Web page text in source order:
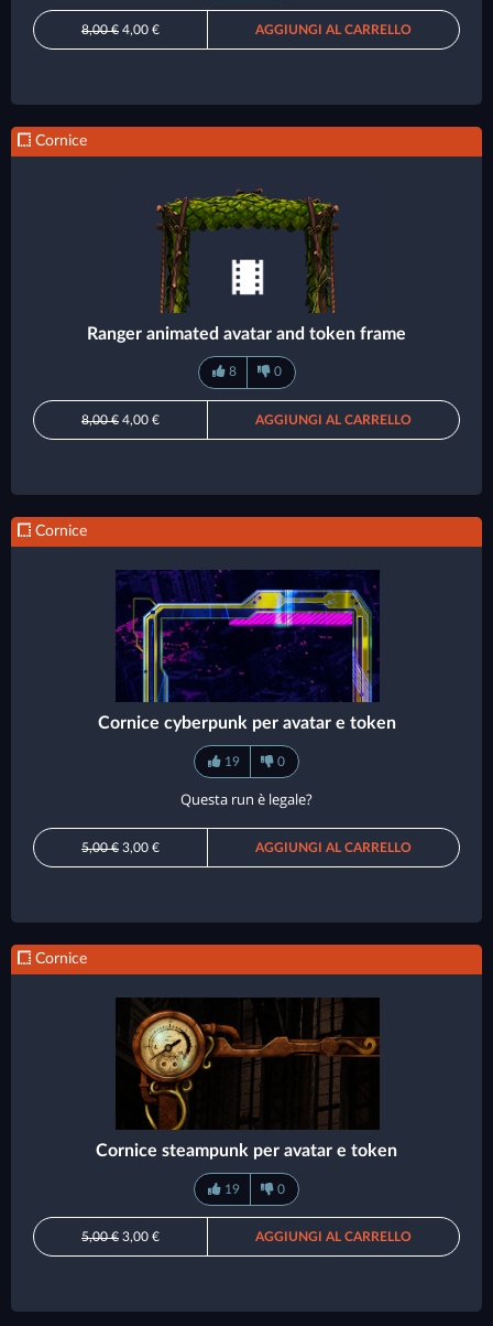
8,00 € 4,00 € AGGIUNGI AL CARRELLO
Cornice
Ranger animated avatar and token frame
8 0
8,00 € 4,00 € AGGIUNGI AL CARRELLO
Cornice
Cornice cyberpunk per avatar e token
19 0
Questa run è legale?
5,00 € 3,00 € AGGIUNGI AL CARRELLO
Cornice
Cornice steampunk per avatar e token
19 0
5,00 € 3,00 € AGGIUNGI AL CARRELLO